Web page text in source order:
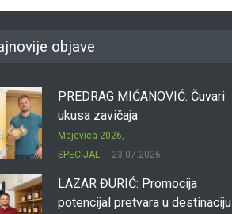
objave
PREDRAG MIĆANOVIĆ: Čuvari
ukusa zavičaja
Majevica 2026
SPECIJAL
23.07.2026.
LAZAR ĐURIĆ: Promocija
potencijal pretvara u destinaciju